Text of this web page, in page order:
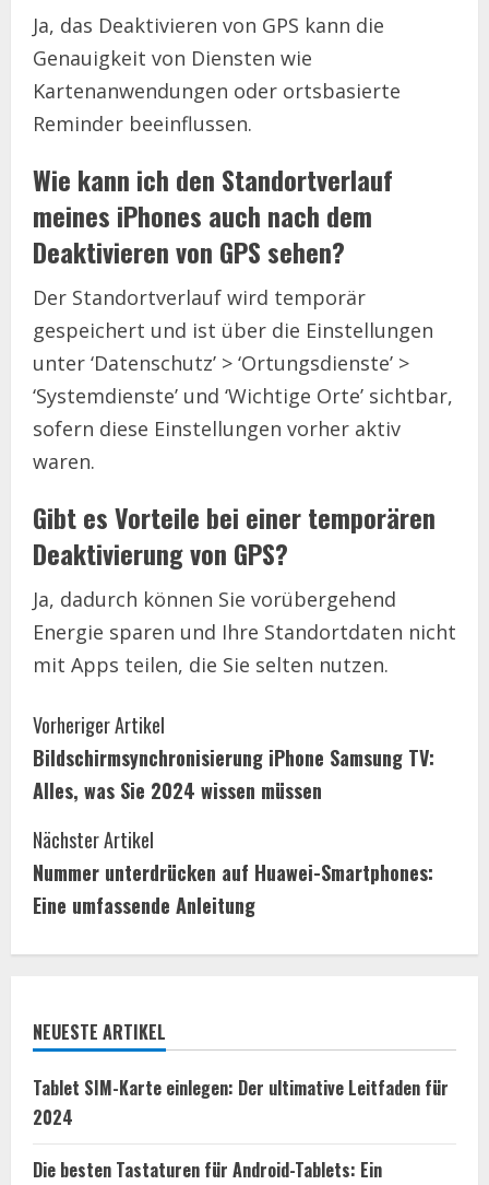
Ja, das Deaktivieren von GPS kann die
Genauigkeit von Diensten wie
Kartenanwendungen oder ortsbasierte
Reminder beeinflussen.
Wie kann ich den Standortverlauf
meines iPhones auch nach dem
Deaktivieren von GPS sehen?
Der Standortverlauf wird temporär
gespeichert und ist über die Einstellungen
unter ‘Datenschutz’ > ‘Ortungsdienste’ >
‘Systemdienste’ und ‘Wichtige Orte’ sichtbar,
sofern diese Einstellungen vorher aktiv
waren.
Gibt es Vorteile bei einer temporären
Deaktivierung von GPS?
Ja, dadurch können Sie vorübergehend
Energie sparen und Ihre Standortdaten nicht
mit Apps teilen, die Sie selten nutzen.
C
o
n
t
i
n
e
R
e
Vorheriger Artikel
Bildschirmsynchronisierung iPhone Samsung TV:
Alles, was Sie 2024 wissen müssen
Nächster Artikel
Nummer unterdrücken auf Huawei-Smartphones:
Eine umfassende Anleitung
NEUESTE ARTIKEL
Tablet SIM-Karte einlegen: Der ultimative Leitfaden für
2024
Die besten Tastaturen für Android-Tablets: Ein